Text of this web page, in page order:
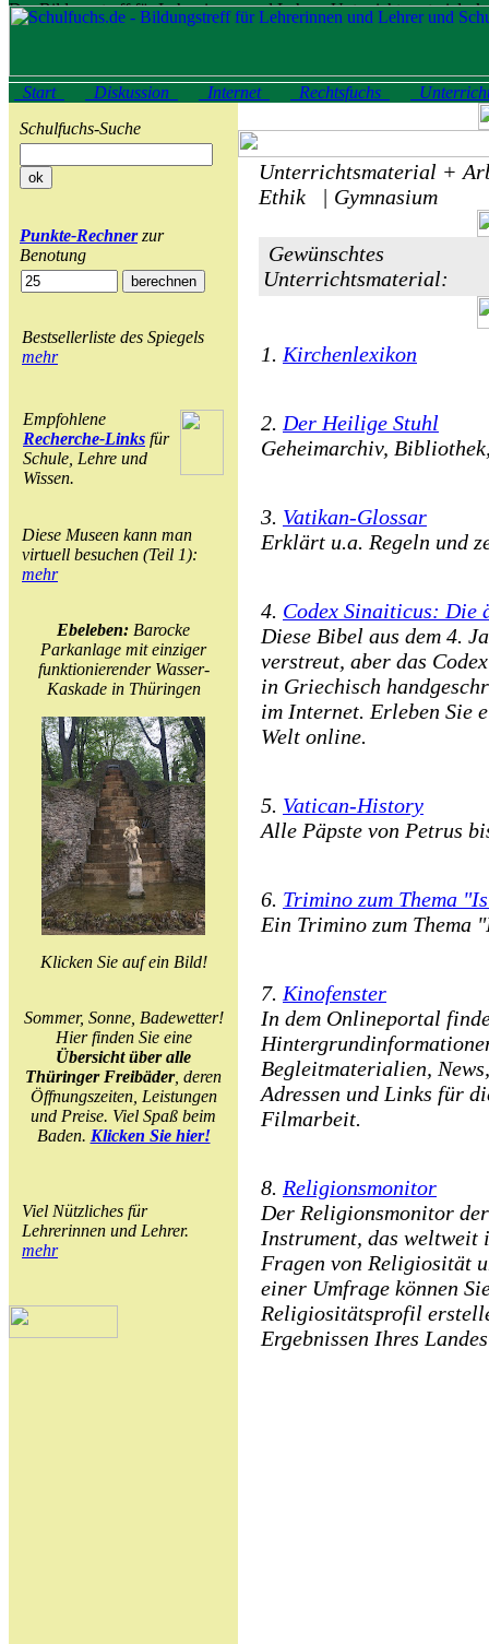
Start Diskussion Internet Rechtsfuchs
Schulfuchs-Suche
Punkte-Rechnerzur
Benotung
Bestsellerliste des Spiegels
mehr
Empfohlene
Recherche-Links für
Schule, Lehre und
Wissen.
Diese Museen kann man
virtuell besuchen (Teil 1):
mehr
Ebeleben: Barocke
Parkanlage mit einziger
funktionierender Wasser-
Kaskade in Thüringen
Klicken Sie auf ein Bild!
Sommer, Sonne, Badewetter!
Hier finden Sie eine
Übersicht über alle
Thüringer Freibäder, deren
Öffnungszeiten, Leistungen
und Preise. Viel Spaß beim
Baden. Klicken Sie hier!
Viel Nützliches für
Lehrerinnen und Lehrer.
mehr
Unterrichtsmaterial +
Ethik | Gymnasium
Gewünschtes
Unterrichtsmaterial:
1. Kirchenlexikon
2. Der Heilige Stuhl
Geheimarchiv,
3. Vatikan-Glossar
Erklärt u.a. Regeln und
4. Codex Sinaiticus: Die
Diese Bibel aus dem 4.
verstreut, aber das
in Griechisch
im Internet. Erleben Sie
Welt online.
5. Vatican-History
Alle Päpste von Petrus
6. Trimino zum Thema
Ein Trimino zum Thema
7. Kinofenster
In dem Onlineportal
Begleitmaterialien,
Adressen und Links für
Filmarbeit.
8. Religionsmonitor
Der Religionsmonitor
Instrument, das weltweit
Fragen von Religiosität
einer Umfrage können
Religiositätsprofil
Ergebnissen Ihres